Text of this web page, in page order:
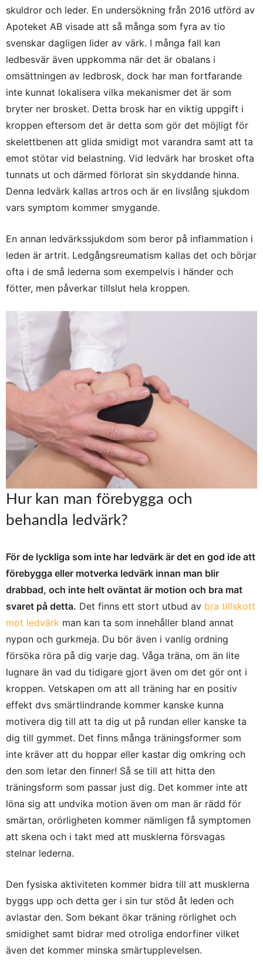
skuldror och leder. En undersökning från 2016 utförd av
Apoteket AB visade att så många som fyra av tio
svenskar dagligen lider av värk. I många fall kan
ledbesvär även uppkomma när det är obalans i
omsättningen av ledbrosk, dock har man fortfarande
inte kunnat lokalisera vilka mekanismer det är som
bryter ner brosket. Detta brosk har en viktig uppgift i
kroppen eftersom det är detta som gör det möjligt för
skelettbenen att glida smidigt mot varandra samt att ta
emot stötar vid belastning. Vid ledvärk har brosket ofta
tunnats ut och därmed förlorat sin skyddande hinna.
Denna ledvärk kallas artros och är en livslång sjukdom
vars symptom kommer smygande.
En annan ledvärkssjukdom som beror på inflammation i
leden är artrit. Ledgångsreumatism kallas det och börjar
ofta i de små lederna som exempelvis i händer och
fötter, men påverkar tillslut hela kroppen.
Hur kan man förebygga och
behandla ledvärk?
För de lyckliga som inte har ledvärk är det en god ide att
förebygga eller motverka ledvärk innan man blir
drabbad, och inte helt oväntat är motion och bra mat
svaret på detta. Det finns ett stort utbud av bra tillskott
mot ledvärk man kan ta som innehåller bland annat
nypon och gurkmeja. Du bör även i vanlig ordning
försöka röra på dig varje dag. Våga träna, om än lite
lugnare än vad du tidigare gjort även om det gör ont i
kroppen. Vetskapen om att all träning har en positiv
effekt dvs smärtlindrande kommer kanske kunna
motivera dig till att ta dig ut på rundan eller kanske ta
dig till gymmet. Det finns många träningsformer som
inte kräver att du hoppar eller kastar dig omkring och
den som letar den finner! Så se till att hitta den
träningsform som passar just dig. Det kommer inte att
löna sig att undvika motion även om man är rädd för
smärtan, orörligheten kommer nämligen få symptomen
att skena och i takt med att musklerna försvagas
stelnar lederna.
Den fysiska aktiviteten kommer bidra till att musklerna
byggs upp och detta ger i sin tur stöd åt leden och
avlastar den. Som bekant ökar träning rörlighet och
smidighet samt bidrar med otroliga endorfiner vilket
även det kommer minska smärtupplevelsen.